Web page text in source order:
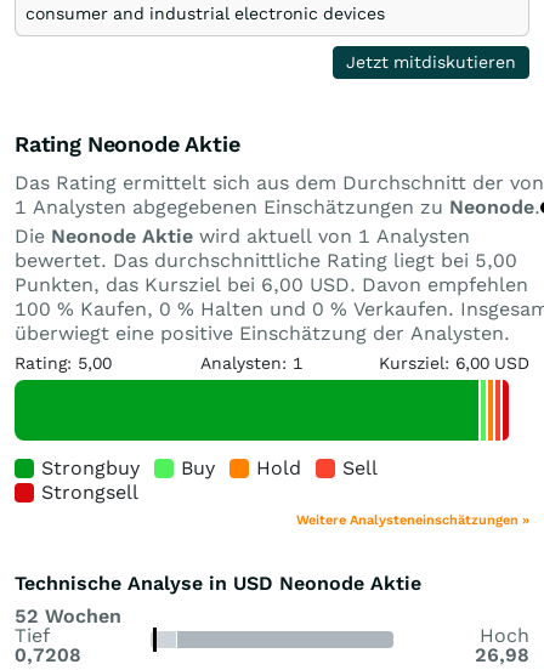
consumer and industrial electronic devices
Jetzt mitdiskutieren
Rating Neonode Aktie
Das Rating ermittelt sich aus dem Durchschnitt der von
1 Analysten abgegebenen Einschätzungen zu Neonode.
Die Neonode Aktie wird aktuell von 1 Analysten
bewertet. Das durchschnittliche Rating liegt bei 5,00
Punkten, das Kursziel bei 6,00 USD. Davon empfehlen
100 % Kaufen, 0 % Halten und 0 % Verkaufen.
überwiegt eine positive Einschätzung der Analysten.
Rating: 5,00 Analysten: 1 Kursziel: 6,00 USD
Strongbuy Buy Hold
Sell
Strongsell
Weitere Analysteneinschätzungen »
Technische Analyse in USD Neonode Aktie
52 Wochen
Tief
0,7208
Hoch
26,98